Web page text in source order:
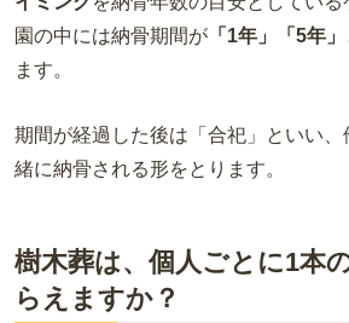
園の中には納骨期間が 「1年」「5年」
ます。
期間が経過した後は「合祀」といい
緒に納骨される形をとります。
樹木葬は、個人ごとに1本
らえますか？